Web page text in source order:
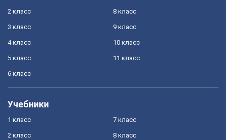
2 класс
3 класс
4 класс
5 класс
6 класс
8 класс
9 класс
10 класс
11 класс
Учебники
1 класс
2 класс
7 класс
8 класс